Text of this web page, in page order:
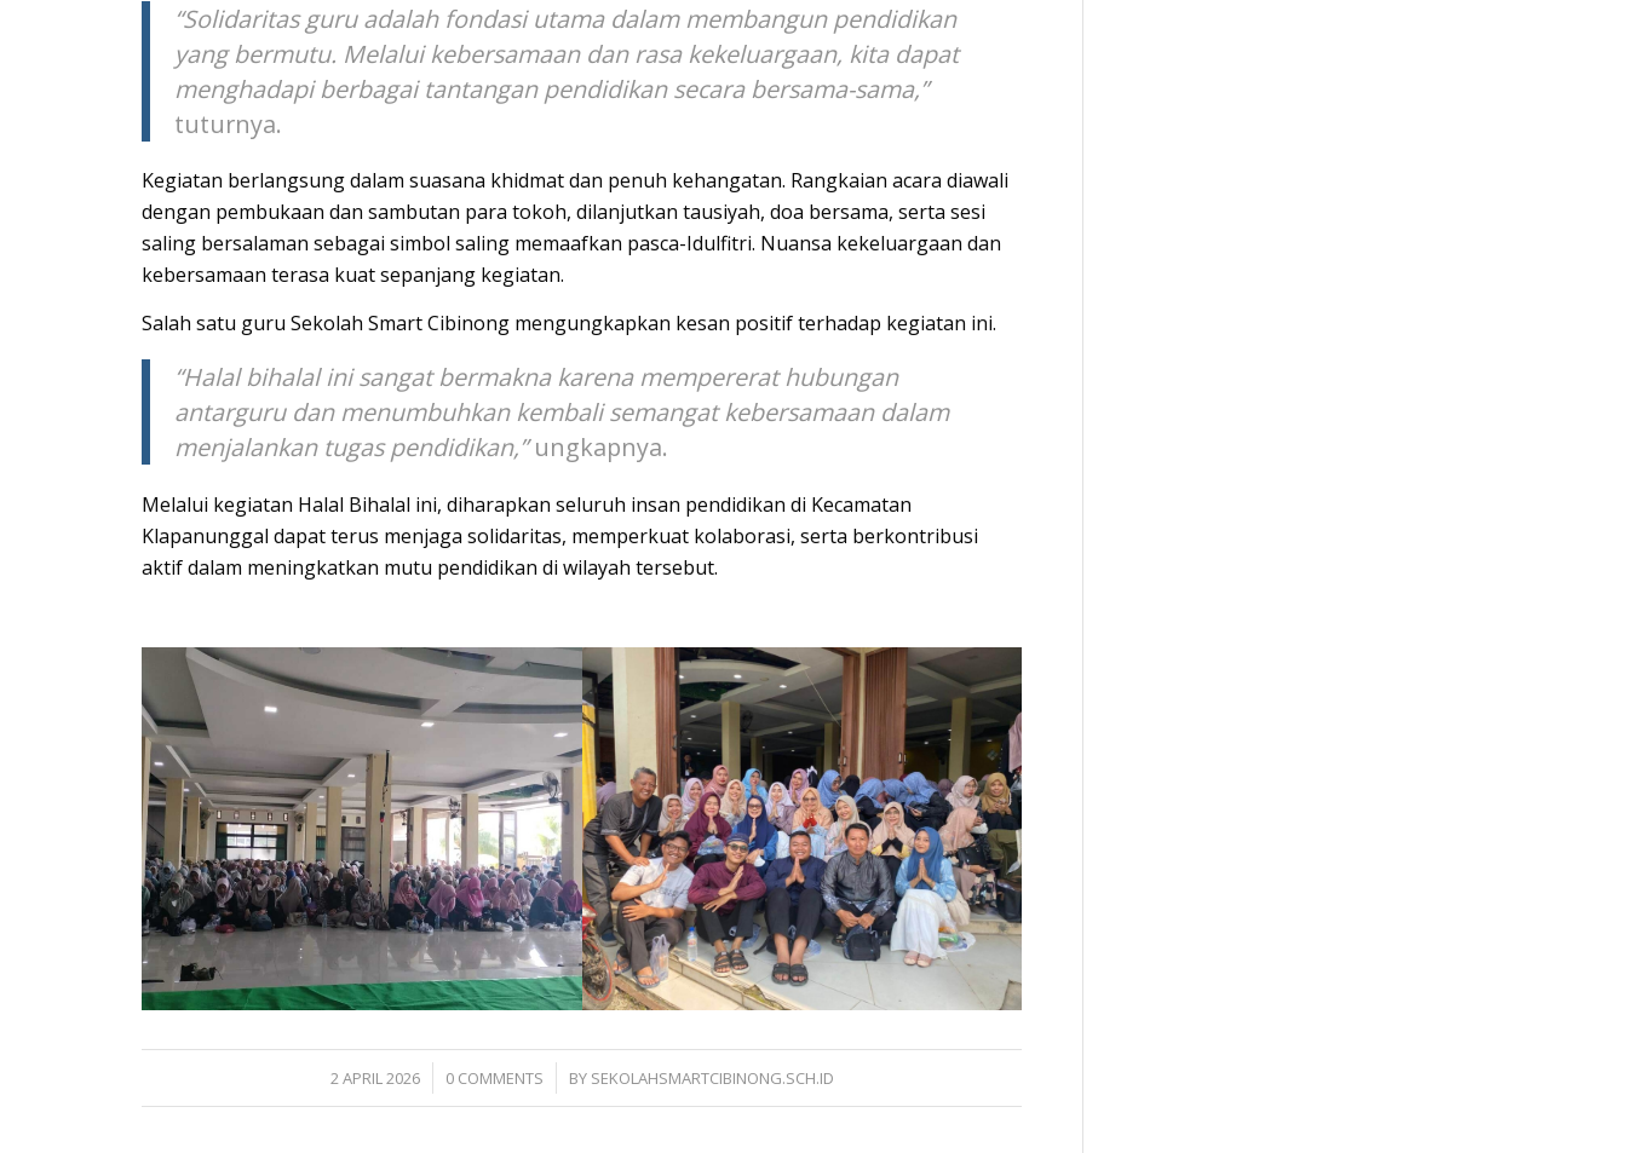
“Solidaritas guru adalah fondasi utama dalam membangun pendidikan
yang bermutu. Melalui kebersamaan dan rasa kekeluargaan, kita dapat
menghadapi berbagai tantangan pendidikan secara bersama-sama,”
tuturnya.
Kegiatan berlangsung dalam suasana khidmat dan penuh kehangatan. Rangkaian acara diawali
dengan pembukaan dan sambutan para tokoh, dilanjutkan tausiyah, doa bersama, serta sesi
saling bersalaman sebagai simbol saling memaafkan pasca-Idulfitri. Nuansa kekeluargaan dan
kebersamaan terasa kuat sepanjang kegiatan.
Salah satu guru Sekolah Smart Cibinong mengungkapkan kesan positif terhadap kegiatan ini.
“Halal bihalal ini sangat bermakna karena mempererat hubungan
antarguru dan menumbuhkan kembali semangat kebersamaan dalam
menjalankan tugas pendidikan,”ungkapnya.
Melalui kegiatan Halal Bihalal ini, diharapkan seluruh insan pendidikan di Kecamatan
Klapanunggal dapat terus menjaga solidaritas, memperkuat kolaborasi, serta berkontribusi
aktif dalam meningkatkan mutu pendidikan di wilayah tersebut.
2 APRIL 2026
/ 0 COMMENTS
/ BY SEKOLAHSMARTCIBINONG.SCH.ID